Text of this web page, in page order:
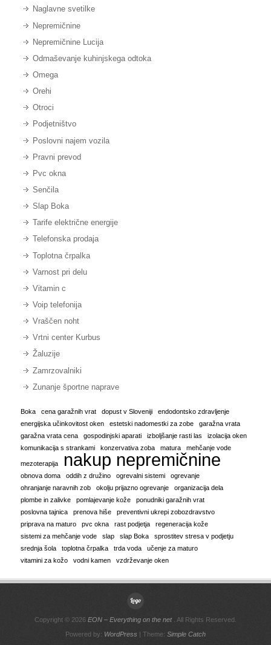
Naglavne svetilke
Nepremičnine
Nepremičnine Lucija
Odmaševanje kuhinjskega odtoka
Omega
Orehi
Otroci
Podjetništvo
Poslovni najem vozila
Pravni prevod
Pvc okna
Senčila
Slap Boka
Tarife električne energije
Telefonska prodaja
Toplotna črpalka
Varnost pri delu
Vitamin c
Voip telefonija
Vraščen noht
Vrtni center Kurbus
Žaluzije
Zamrzovalniki
Zunanje športne naprave
Boka cena garažnih vrat dopust v Sloveniji
endodontsko zdravljenje
energijska učinkovitost oken
estetski nadomestki za zobe
garažna vrata
garažna vrata cena
gospodinjski aparati izboljšanje rasti las
izolacija oken
komunikacija s strankami
konzervativa zoba matura mehčanje vode
mezoterapija nakup nepremičnine
obnova doma oddih z družino ogrevalni sistemi
ogrevanje
ohranjanje naravnih zob
okolju prijazno ogrevanje
organizacija dela
plombe in zalivke
pomlajevanje kože
ponudniki garažnih vrat
poslovna tajnica
prenova hiše
preventivni ukrepi zobozdravstvo
priprava na maturo
pvc okna rast podjetja
regeneracija kože
sistemi za mehčanje vode
slap slap Boka
sprostitev stresa v podjetju
srednja šola
toplotna črpalka trda voda
učenje za maturo
vitamini za kožo
vodni kamen vzdrževanje oken
Copyright © 2026 EON – Everything on the net. All Rights Reserved.
Powered by: WordPress | Theme: Simple Catch